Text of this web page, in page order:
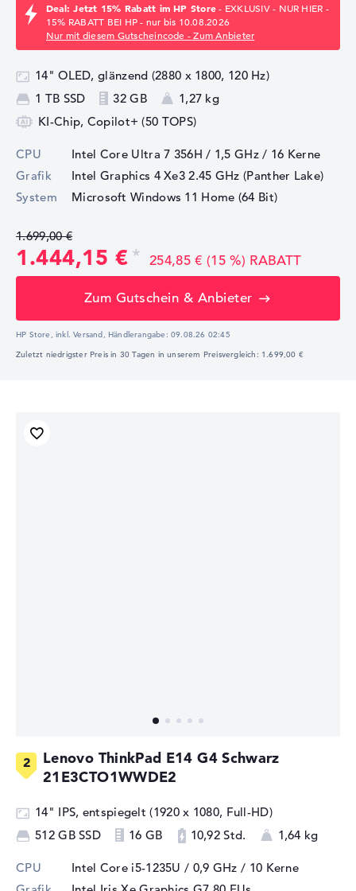
Deal: Jetzt 15% Rabatt im HP Store- EXKLUSIV - NUR HIER -
15% RABATT BEI HP - nur bis 10.08.2026
Nur mit diesem Gutscheincode - Zum Anbieter
14" OLED, glänzend (2880 x 1800, 120 Hz)
1 TB SSD
32 GB
1,27 kg
KI-Chip, Copilot+ (50 TOPS)
CPU Intel Core Ultra 7 356H / 1,5 GHz/ 16 Kerne
Grafik
Intel Graphics 4 Xe3 2.45 GHz (Panther Lake)
System
Microsoft Windows 11 Home (64 Bit)
1.699,00 €
1.444,15 € 254,85 € (15 %) RABATT
Zum Gutschein & Anbieter
HP Store, inkl. Versand, Händlerangabe:09.08.26 02:45
Zuletzt niedrigster Preis in 30 Tagen in unserem Preisvergleich: 1.699,00 €
Lenovo ThinkPad E14 G4 Schwarz
21E3CTO1WWDE2
14" IPS, entspiegelt (1920 x 1080, Full-HD)
512 GB SSD
16 GB 10,92 Std. 1,64 kg
CPU Intel Core i5-1235U / 0,9 GHz / 10 Kerne